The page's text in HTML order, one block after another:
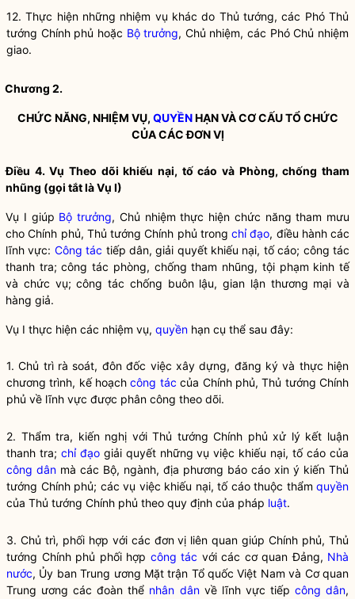
12. Thực hiện những nhiệm vụ khác do Thủ tướng, các Phó Thủ
tướng Chính phủ hoặc Bộ trưởng, Chủ nhiệm, các Phó Chủ nhiệm
giao.
Chương 2.
CHỨC NĂNG, NHIỆM VỤ, QUYỀNHẠN VÀ CƠ CẤU TỔ CHỨC
CỦA CÁC ĐƠN VỊ
Điều 4. Vụ Theo dõi khiếu nại, tố cáo và Phòng, chống tham
nhũng (gọi tắt là Vụ I)
Vụ I giúp Bộ trưởng, Chủ nhiệm thực hiện chức năng tham mưu
cho Chính phủ, Thủ tướng Chính phủ trong chỉ đạo, điều hành các
lĩnh vực: Công tác tiếp dân, giải quyết khiếu nại, tố cáo; công tác
thanh tra;công tác phòng, chống tham nhũng, tội phạm kinh tế
và chức vụ;công tác chống buôn lậu, gian lận thương mại và
hàng giả.
Vụ I thực hiện các nhiệm vụ, quyền hạn cụ thể sau đây:
1. Chủ trì rà soát, đôn đốc việc xây dựng, đăng ký và thực hiện
chương trình, kế hoạchcông tác của Chính phủ, Thủ tướng Chính
phủ về lĩnh vực được phân công theo dõi.
2. Thẩm tra, kiến nghị với Thủ tướng Chính phủ xử lý kết luận
thanh tra; chỉ đạogiải quyết những vụ việc khiếu nại, tố cáo của
công dân mà các Bộ, ngành, địa phương báo cáo xin ý kiến Thủ
tướng Chính phủ; các vụ việc khiếu nại, tố cáo thuộc thẩm quyền
của Thủ tướng Chính phủ theo quy định của pháp luật.
3. Chủ trì, phối hợp với các đơn vị liên quan giúp Chính phủ, Thủ
tướng Chính phủ phối hợp công tác với các cơ quan Đảng, Nhà
nước, Ủy ban Trung ương Mặt trận Tổ quốc Việt Nam và Cơ quan
Trung ương các đoàn thể nhân dânvề lĩnh vực tiếp công dân,